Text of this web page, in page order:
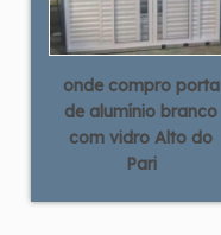
onde compro porta
de alumínio branco
com vidro Alto do
Pari